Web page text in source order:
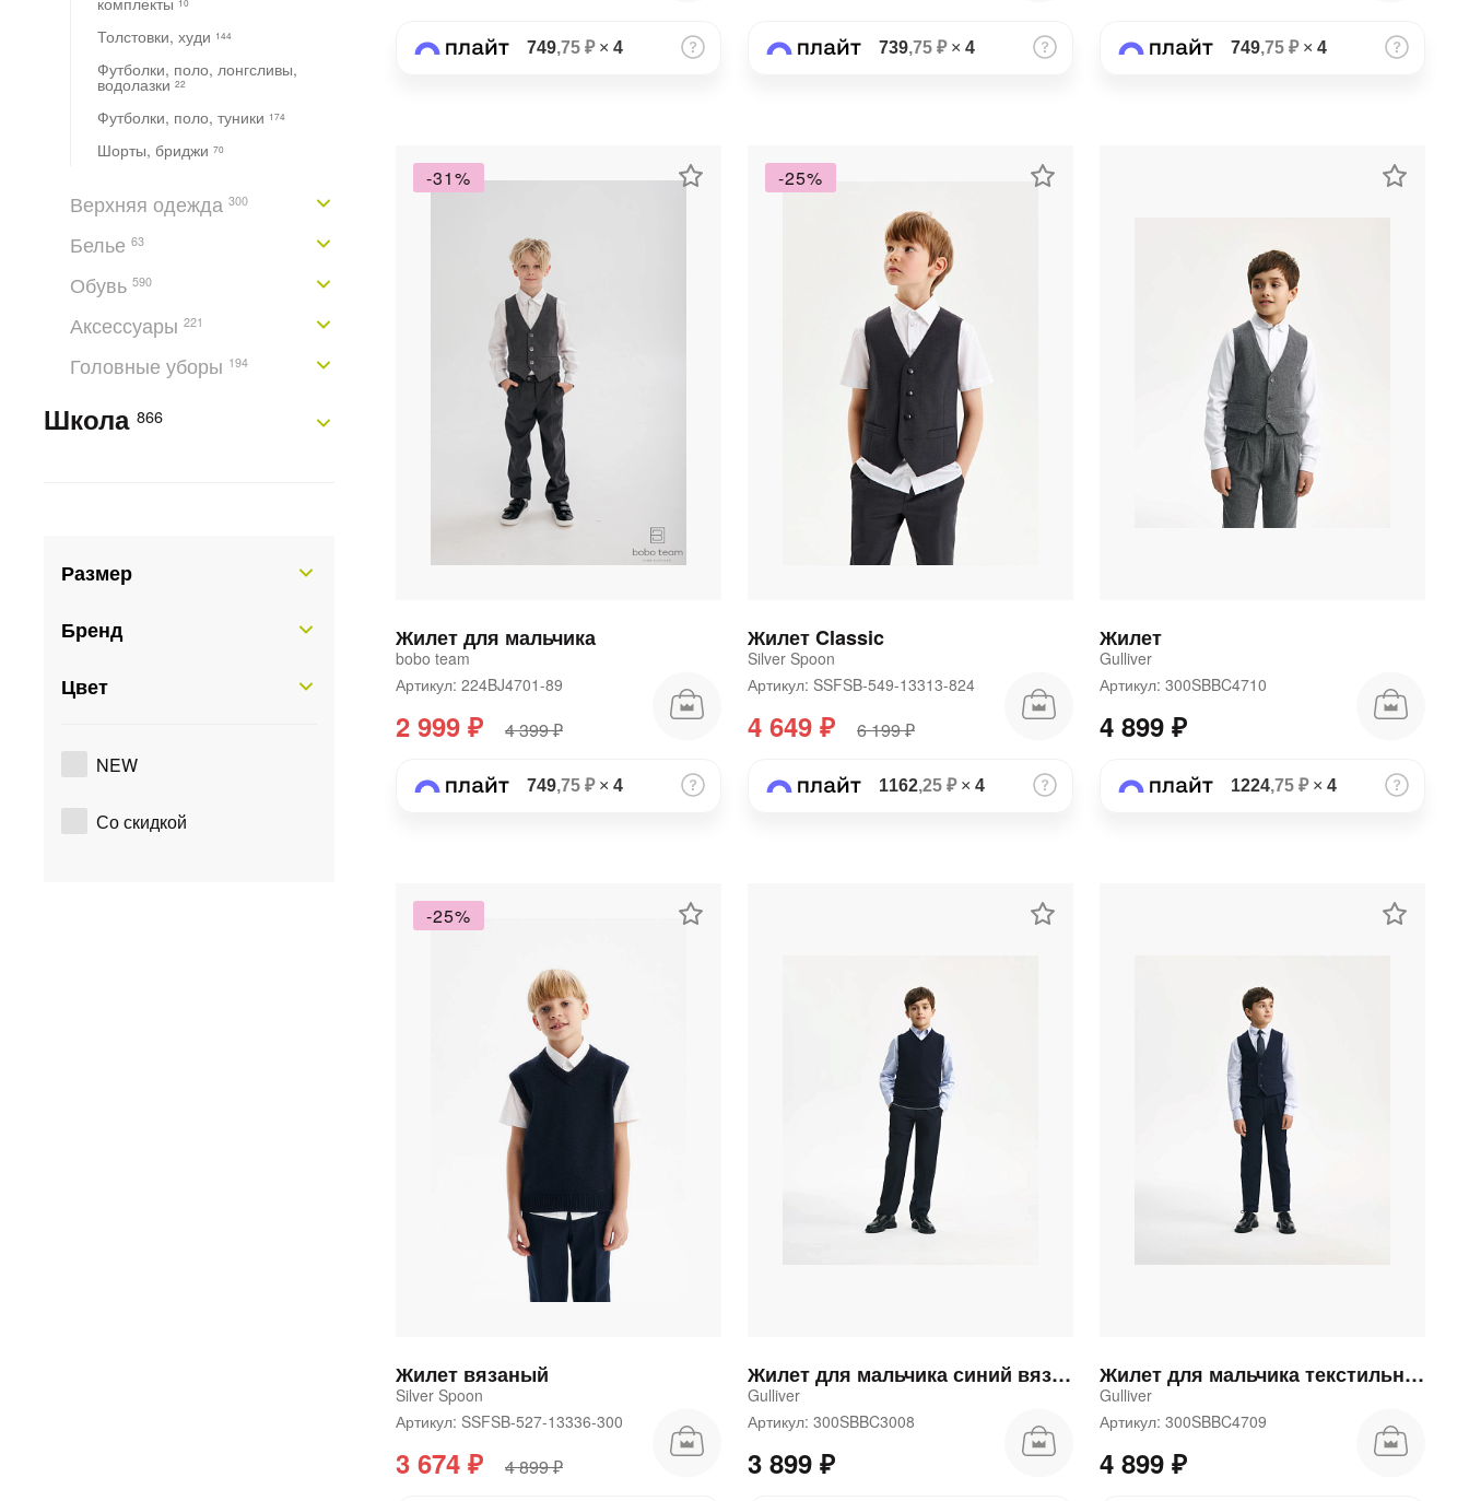
Толстовки, худи 144
Футболки, поло, лонгсливы,
водолазки 22
Футболки, поло, туники 174
Шорты, бриджи 70
Верхняя одежда 300
Белье 63
Обувь 590
Аксессуары 221
Головные уборы 194
Школа 866
Размер
Бренд
Цвет
NEW
Со скидкой
749,75 ₽× 4 739,75 ₽× 4 749,75 ₽× 4
-31%
Жилет для мальчика
bobo team
Артикул: 224BJ4701-89
2 999 ₽ 4 399 ₽
749,75 ₽× 4
-25%
Жилет Classic
Silver Spoon
Артикул: SSFSB-549-13313-824
4 649 ₽ 6 199 ₽
1162,25 ₽× 4
Жилет
Gulliver
Артикул: 300SBBC4710
4 899 ₽
1224,75 ₽× 4
-25%
Жилет вязаный
Silver Spoon
Артикул: SSFSB-527-13336-300
3 674 ₽ 4 899 ₽
Жилет для мальчика синий вязаный
Gulliver
Артикул: 300SBBC3008
3 899 ₽
Жилет для мальчика текстильный из твида синий
Gulliver
Артикул: 300SBBC4709
4 899 ₽
Подробнее
раз в 2
недели
раз в 2 недели